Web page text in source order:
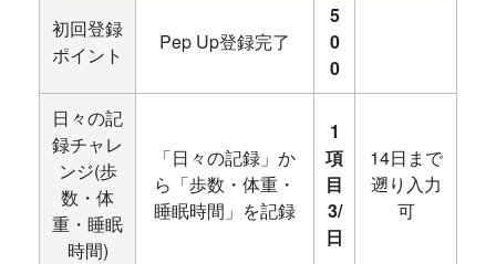
初回登録
ポイント
Pep Up登録完了
5
0
0
日々の記
録チャレ
ンジ(歩
数・体
重・睡眠
時間)
「日々の記録」か
ら「歩数・体重・
睡眠時間」を記録
1
項
目
3/
日
14日まで
遡り入力
可